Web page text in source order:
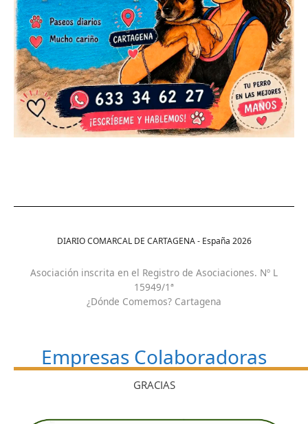
DIARIO COMARCAL DE CARTAGENA - España 2026
Asociación inscrita en el Registro de Asociaciones. Nº L
15949/1ª
¿Dónde Comemos? Cartagena
Empresas Colaboradoras
GRACIAS